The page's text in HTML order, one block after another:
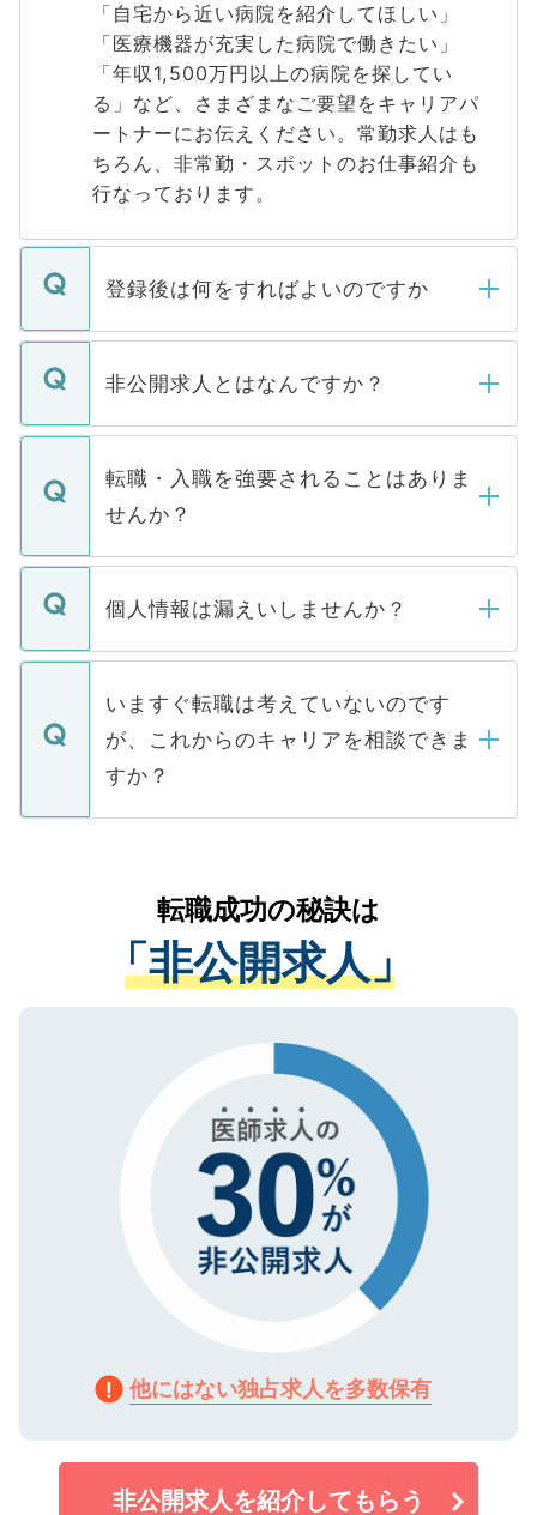
「自宅から近い病院を紹介してほしい」
「医療機器が充実した病院で働きたい」
「年収1,500万円以上の病院を探してい
る」など、さまざまなご要望をキャリアパ
ートナーにお伝えください。常勤求人はも
ちろん、非常勤・スポットのお仕事紹介も
行なっております。
登録後は何をすればよいのですか
ご登録いただきましたら、弊社担当者がご
登録内容を確認し、その後メールもしくは
ます。通常、5営業日以内にはご連絡をせて
いただきますので、しばらくお待ちくださ
非公開求人とはなんですか？
マイナビDOCTORで取り扱っている求人の
うち約3割は、Webサイトからご覧いただ
けない「非公開求人」です。非公開求人は
下記の理由によって、一般には公開してい
ません。
■応募殺到を避けるため 人気のある医療機
関を公にしてしまうと、応募が殺到する場
に、医療機関が求める条件に合った人材の
みを人材紹介会社に依頼するケースが増え
ています。
転職・入職を強要されることはありま
せんか？
転職・入職を強要することは一切ありませ
ん。また、仮に応募先から内定をいただい
定を承諾する必要はありません。内定先へ
の辞退の連絡はキャリアパートナーが行い
個人情報は漏えいしませんか？
個人情報が漏えいすることはありませんの
で、ご安心ください。当サイトからの登録
などで収集したご登録者様の個人情報は、
ご本人のキャリアアップおよび転職活動の
支援を目的に使用いたします。お預かりし
ているすべての個人データはご本人の許可
は、個人情報の取り扱いについての厳密な
管理基準を満たした事業者のみに付与され
る、プライバシーマークを取得済みです。
で、機密保持に関してもご安心ください。
いますぐ転職は考えていないのです
が、これからのキャリアを相談できま
すか？
かがいして、現在の医療機関の状況や紹介
経験をまじえながら、適切なアドバイスを
させていただきます。すぐにご転職をされ
ない方には、長期的なサポートが可能です
ので、まずはご登録ください。
転職成功の秘訣は
「非公開求人」
他にはない独占求人を多数保有
非公開求人を紹介してもらう